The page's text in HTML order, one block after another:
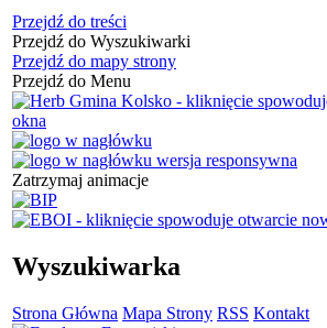
Przejdź do treści
Przejdź do Wyszukiwarki
Przejdź do mapy strony
Przejdź do Menu
Zatrzymaj animacje
Wyszukiwarka
Strona Główna Mapa Strony RSS Kontakt